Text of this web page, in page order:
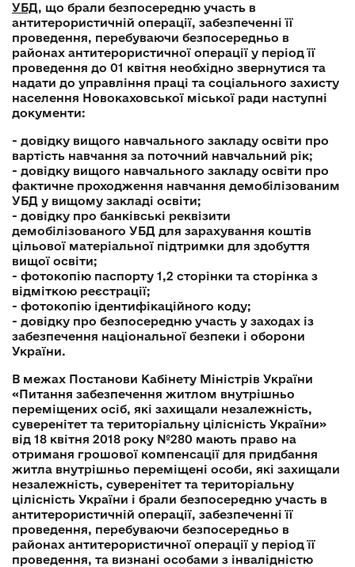
УБД, що брали безпосередню участь в
антитерористичній операції, забезпеченні її
проведення, перебуваючи безпосередньо в
районах антитерористичної операції у період її
проведення до 01 квітня необхідно звернутися та
надати до управління праці та соціального захисту
населення Новокаховської міської ради наступні
документи:
- довідку вищого навчального закладу освіти про
вартість навчання за поточний навчальний рік;
- довідку вищого навчального закладу освіти про
фактичне проходження навчання демобілізованим
УБД у вищому закладі освіти;
- довідку про банківські реквізити
демобілізованого УБД для зарахування коштів
цільової матеріальної підтримки для здобуття
вищої освіти;
- фотокопію паспорту 1,2 сторінки та сторінка з
відміткою реєстрації;
- фотокопію ідентифікаційного коду;
- довідку про безпосередню участь у заходах із
забезпечення національної безпеки і оборони
України.
В межах Постанови Кабінету Міністрів України
«Питання забезпечення житлом внутрішньо
переміщених осіб, які захищали незалежність,
суверенітет та територіальну цілісність України»
від 18 квітня 2018 року №280 мають право на
отриманя грошової компенсації для придбання
житла внутрішньо переміщені особи, які захищали
незалежність, суверенітет та територіальну
цілісність України і брали безпосередню участь в
антитерористичній операції, забезпеченні її
проведення, перебуваючи безпосередньо в
районах антитерористичної операції у період її
проведення, та визнані особами з інвалідністю